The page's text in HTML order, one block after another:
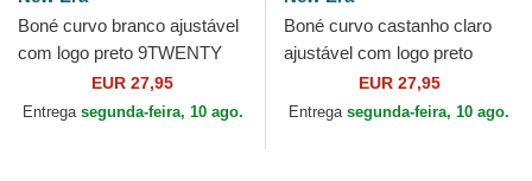
Boné curvo branco ajustável
com logo preto 9TWENTY
Core Classic da Chicago
White Sox MLB da New Era
EUR 27,95
Entrega segunda-feira, 10 ago.
Boné curvo castanho claro
ajustável com logo preto
9TWENTY Core Classic da
Pittsburgh Pirates MLB...
EUR 27,95
Entrega segunda-feira, 10 ago.